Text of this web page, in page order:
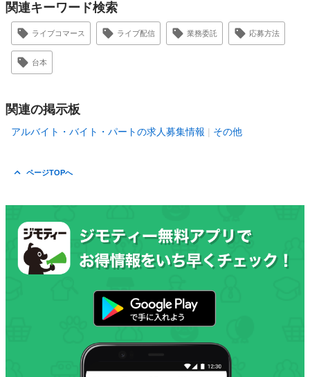
関連キーワード検索
ライブコマース ライブ配信 業務委託 応募方法
台本
関連の掲示板
アルバイト・バイト・パートの求人募集情報 その他
ページTOPへ